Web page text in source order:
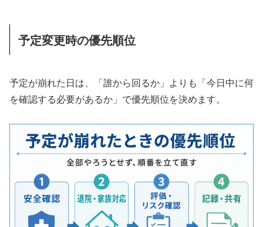
予定変更時の優先順位
予定が崩れた日は、「誰から回るか」よりも「今日中に何
を確認する必要があるか」で優先順位を決めます。